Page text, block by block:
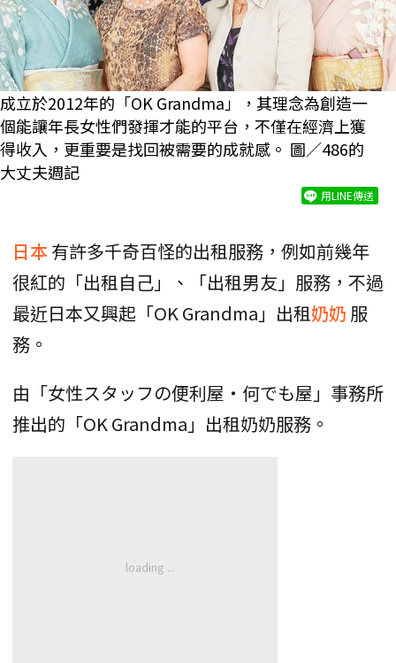
成立於2012年的「OK Grandma」，其理念為創造一
個能讓年長女性們發揮才能的平台，不僅在經濟上獲
得收入，更重要是找回被需要的成就感。 圖／486的
大丈夫週記
用LINE傳送
日本有許多千奇百怪的出租服務，例如前幾年
很紅的「出租自己」、「出租男友」服務，不過
最近日本又興起「OK Grandma」出租奶奶 服
務。
由「女性スタッフの便利屋・何でも屋」事務所
推出的「OK Grandma」出租奶奶服務。